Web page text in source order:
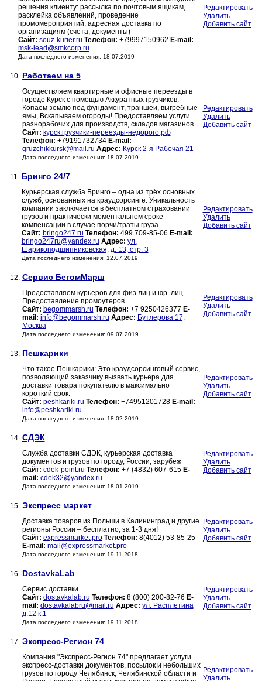
решения клиенту: рассылка по почтовым ящикам,
расклейка объявлений, проведение
промомероприятий, адресная доставка по
организациям (счета, документы)
Сайт: souz-kurier.ru Телефон: +79997150962 E-mail:
msk-lead@smkcorp.ru
Дата последнего изменения: 18.07.2019
Редактировать
Удалить
Добавить сайт
10. Работаем на 5
Осуществляем квартирные и офисные переезды в
городе Курск с помощью Аккуратных грузчиков.
Копаем землю под фундамент, траншеи, выгребные
ямы, Вскапываем огороды! Предоставляем услуги
разнорабочих для производств, складов магазинов.
Сайт: курск.грузчики-переезды-недорого.рф
Телефон: +79191732734 E-mail:
gruzchikkursk@mail.ru Адрес: Курск 2-я Рабочая 21
Дата последнего изменения: 18.07.2019
Редактировать
Удалить
Добавить сайт
11. Бринго 24/7
Курьерская служба Бринго – одна из трёх основных
служб, основанных на краудсорсинге. Уникальность
компании заключается в бесплатном страховании
грузов и практически моментальном сроке
компенсации в случае порчи/траты груза.
Сайт: bringo247.ru Телефон: 499 709-85-06 E-mail:
bringo247ru@yandex.ru Адрес: ул.
Шарикоподшипниковская, д. 13, стр. 3
Дата последнего изменения: 12.07.2019
Редактировать
Удалить
Добавить сайт
12. Сервис БегомМарш
Предоставляем курьеров для физ.лиц и юр. лиц.
Предоставление промоутеров
Сайт: begommarsh.ru Телефон: +7 9250426377 E-
mail: info@begommarsh.ru Адрес: Бутлерова 17,
Москва
Дата последнего изменения: 09.07.2019
Редактировать
Удалить
Добавить сайт
13. Пешкарики
Что такое Пешкарики: Это краудсорсинговый сервис,
позволяющий заказчику вызвать курьера для
доставки товара покупателю в максимально
короткий срок.
Сайт: peshkariki.ru Телефон: +74951201728 E-mail:
info@peshkariki.ru
Дата последнего изменения: 18.02.2019
Редактировать
Удалить
Добавить сайт
14. СДЭК
Служба доставки СДЭК, курьерская доставка
документов и грузов по городу, России, зарубеж
Сайт: cdek-point.ru Телефон: +7 (4832) 607-615 E-
mail: cdek32@yandex.ru
Дата последнего изменения: 18.01.2019
Редактировать
Удалить
Добавить сайт
15. Экспресс маркет
Доставка товаров из Польши в Калининград и другие
регионы России – бесплатно, за 1-3 дня!
Сайт: expressmarket.pro Телефон: 8(4012) 53-85-25
E-mail: mail@expressmarket.pro
Дата последнего изменения: 19.11.2018
Редактировать
Удалить
Добавить сайт
16. DostavkaLab
Cервис доставки
Сайт: dostavkalab.ru Телефон: 8 (800) 200-82-76 E-
mail: dostavkalabru@mail.ru Адрес: ул. Расплетина
д.12 к.1
Дата последнего изменения: 19.11.2018
Редактировать
Удалить
Добавить сайт
17. Экспресс-Регион 74
Компания "Экспресс-Регион 74" предлагает услуги
экспресс-доставки документов, посылок и небольших
грузов по городу Челябинск, Челябинской области и
Редактировать
Удалить